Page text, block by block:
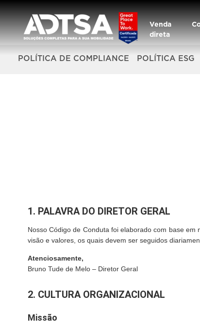
Venda
direta
POLÍTICA DE COMPLIANCE POLÍTICA ESG
1. PALAVRA DO DIRETOR GERAL
Nosso Código de Conduta foi elaborado com base
visão e valores, os quais devem ser seguidos
Atenciosamente,
Bruno Tude de Melo – Diretor Geral
2. CULTURA ORGANIZACIONAL
Missão